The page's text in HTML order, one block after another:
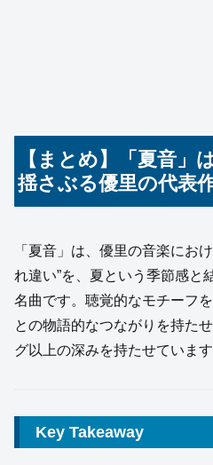
【まとめ】「夏音」
揺さぶる優里の代表
「夏音」は、優里の音楽にお
れ違い”を、夏という季節感と
名曲です。聴覚的なモチーフ
との物語的なつながりを持た
グ以上の深みを持たせています
Key Takeaway